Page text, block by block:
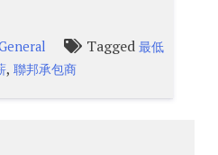
Tagged 最低
,聯邦承包商